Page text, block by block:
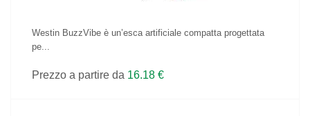
Westin BuzzVibe è un’esca artificiale compatta progettata
pe...
Prezzo a partire da 16.18 €